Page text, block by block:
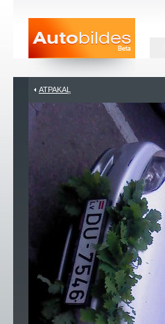
ATPAKAĻ